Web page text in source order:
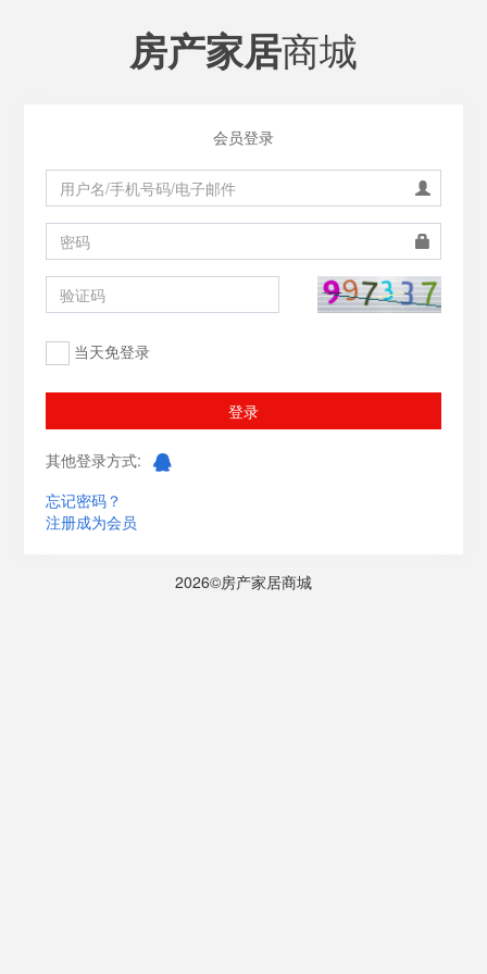
房产家居商城
会员登录
当天免登录
登录
其他登录方式:
忘记密码？
注册成为会员
2026©房产家居商城